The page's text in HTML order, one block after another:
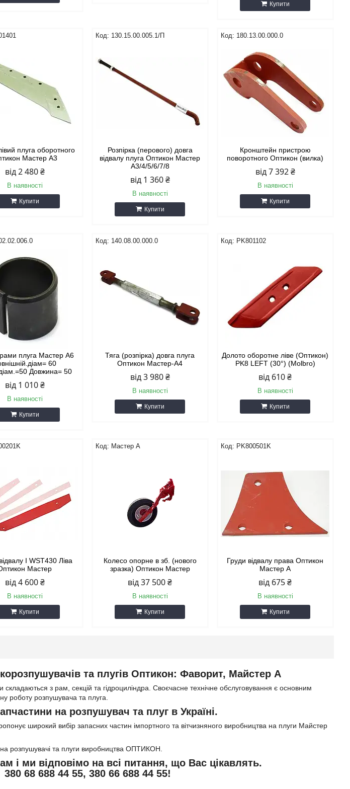
Купити
плуга оборотного
Мастер А3
від 2 480 ₴
В наявності
Купити
130.15.00.005.1/П
Розпірка (перового) довга
відвалу плуга Оптикон Мастер
А3/4/5/6/7/8
від 1 360 ₴
В наявності
Купити
180.13.00.000.0
Кронштейн пристрою
поворотного Оптикон (вилка)
від 7 392 ₴
В наявності
Купити
плуга Мастер А6
60
Довжина= 50
від 1 010 ₴
В наявності
Купити
140.08.00.000.0
Тяга (розпірка) довга плуга
Оптикон Мастер-А4
від 3 980 ₴
В наявності
Купити
PK801102
Долото оборотне ліве (Оптикон)
PK8 LEFT (30°) (Molbro)
від 610 ₴
В наявності
Купити
I WST430 Ліва
Мастер
від 4 600 ₴
В наявності
Купити
Мастер А
Колесо опорне в зб. (нового
зразка) Оптикон Мастер
від 37 500 ₴
В наявності
Купити
PK800501K
Груди відвалу права Оптикон
Мастер А
від 675 ₴
В наявності
Купити
та плугів Оптикон: Фаворит, Майстер А
складаються з рам, секцій та гідроциліндра. Своєчасне технічне обслуговування є основним
роботу розпушувача та плуга.
на розпушувач та плуг в Україні.
широкий вибір запасних частин імпортного та вітчизняного виробництва на плуги Майстер
розпушувачі та плуги виробництва ОПТИКОН.
і ми відповімо на всі питання, що Вас цікавлять.
380 68 688 44 55, 380 66 688 44 55!